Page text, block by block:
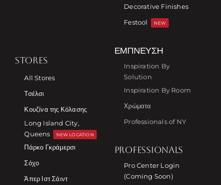
Decorative Finishes
Festool
NEW
STORES
All Stores
Τσέλσι
Κουζίνα της Κόλασης
Long Island City,
Queens
NEW LOCATION
Πάρκο Γκράμερσι
Σόχο
Άπερ Ιστ Σάιντ
ΈΜΠΝΕΥΣΗ
Inspiration By
Solution
Inspiration By Room
Χρώματα
Professionals of NY
PROFESSIONALS
Pro Center Login
(Coming Soon)